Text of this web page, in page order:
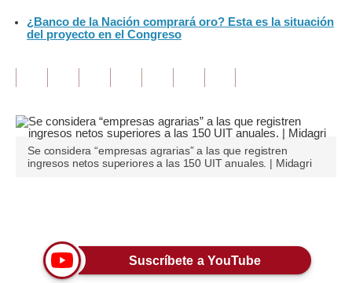
Editorial
Pregunta de hoy
Tendencias
Lujo
Estilos
¿Banco de la Nación comprará oro? Esta es la situación
del proyecto en el Congreso
Se considera “empresas agrarias” a las que registren
ingresos netos superiores a las 150 UIT anuales. | Midagri
Suscríbete a YouTube